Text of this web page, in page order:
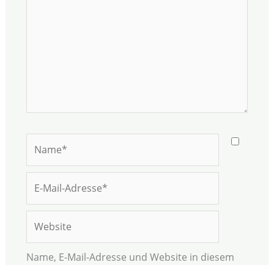
Mail-
Adresse*
Name, E-Mail-Adresse und Website in diesem